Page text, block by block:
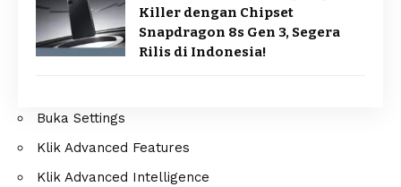
Killer dengan Chipset
Snapdragon 8s Gen 3, Segera
Rilis di Indonesia!
Buka Settings
Klik Advanced Features
Klik Advanced Intelligence